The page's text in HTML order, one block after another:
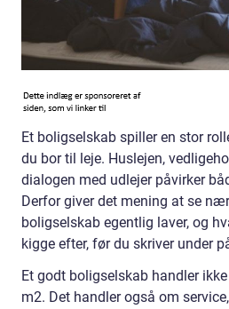
Et boligselskab spiller en stor
du bor til leje. Huslejen,
dialogen med udlejer påvirker
Derfor giver det mening at se
boligselskab egentlig laver, og
kigge efter, før du skriver under
Et godt boligselskab handler
m2. Det handler også om